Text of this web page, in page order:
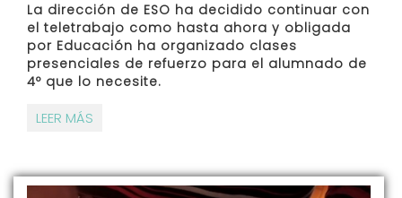
La dirección de ESO ha decidido continuar con
el teletrabajo como hasta ahora y obligada
por Educación ha organizado clases
presenciales de refuerzo para el alumnado de
4º que lo necesite.
LEER MÁS